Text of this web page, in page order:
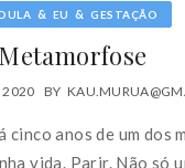
& EU & GESTAÇÃO
Metamorfose
2020 BY
cinco anos de um dos
vida. Parir. Não só